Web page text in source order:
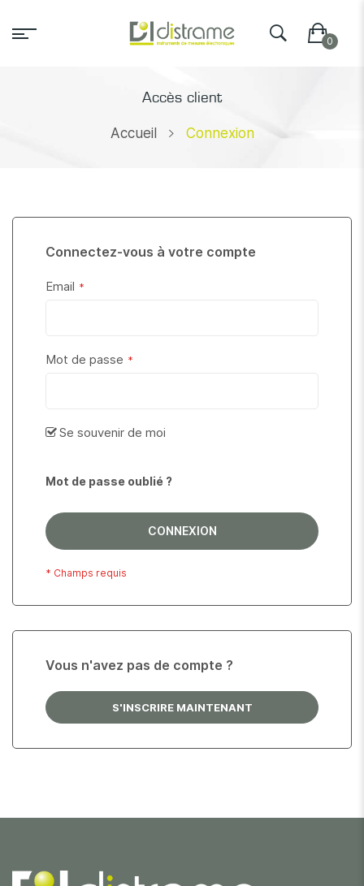
Accès client
Accueil Connexion
Connectez-vous à votre compte
Email
Mot de passe
Se souvenir de moi
Mot de passe oublié ?
CONNEXION
Vous n'avez pas de compte ?
S'INSCRIRE MAINTENANT